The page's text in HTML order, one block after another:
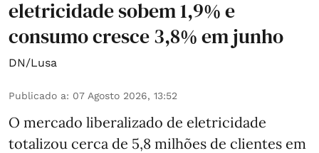
eletricidade sobem 1,9% e
consumo cresce 3,8% em junho
DN/Lusa
Publicado a: 07 Agosto 2026, 13:52
O mercado liberalizado de eletricidade
totalizou cerca de 5,8 milhões de clientes em